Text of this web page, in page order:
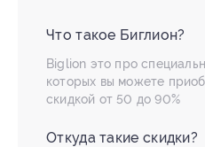
Что такое Биглион?
Biglion это про
которых вы можете
скидкой от 50 до 90%
Откуда такие скидки?